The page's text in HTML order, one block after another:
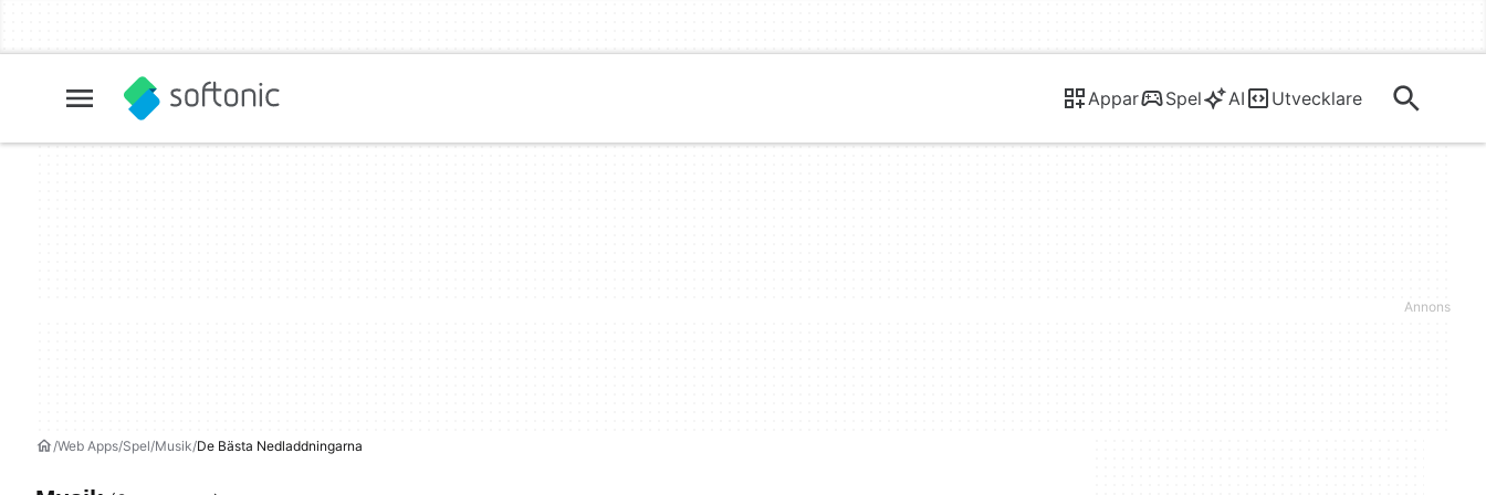
Appar Spel AI Utvecklare
Web Apps Spel Musik De Bästa Nedladdningarna